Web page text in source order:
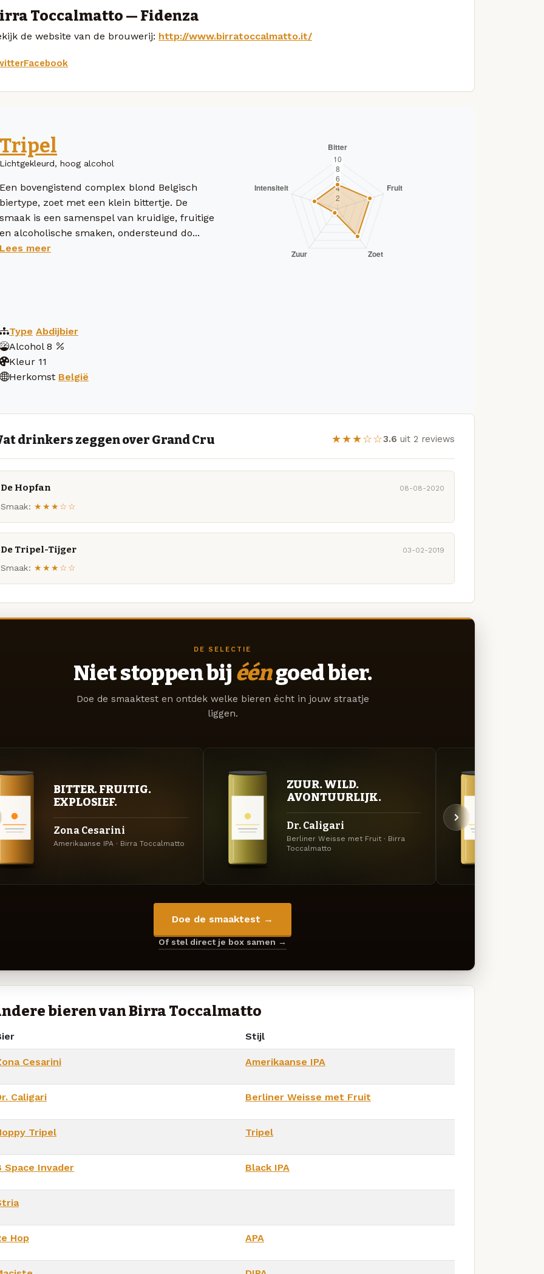
Toccalmatto — Fidenza
de website van de brouwerij: http://www.birratoccalmatto.it/
Facebook
Tripel
Lichtgekleurd, hoog alcohol
Een bovengistend complex blond Belgisch
biertype, zoet met een klein bittertje. De
smaak is een samenspel van kruidige, fruitige
en alcoholische smaken, ondersteund do...
Lees meer
Type Abdijbier
Alcohol 8
Kleur 11
Herkomst België
drinkers zeggen over Grand Cru ★★★☆☆3.6 uit 2 reviews
De Hopfan 08-08-2020
Smaak: ★★★☆☆
De Tripel-Tijger 03-02-2019
Smaak: ★★★☆☆
DE SELECTIE
Niet stoppen bij ééngoed bier.
Doe de smaaktest en ontdek welke bieren écht in jouw straatje
liggen.
BITTER. FRUITIG.
EXPLOSIEF.
Zona Cesarini
Amerikaanse IPA · Birra Toccalmatto
ZUUR. WILD.
AVONTUURLIJK.
Dr. Caligari
Berliner Weisse met Fruit · Birra
Toccalmatto
Doe de smaaktest →
Of stel direct je box samen →
bieren van Birra Toccalmatto
Stijl
Cesarini Amerikaanse IPA
Caligari Berliner Weisse met Fruit
Tripel Tripel
Space Invader Black IPA
Hop APA